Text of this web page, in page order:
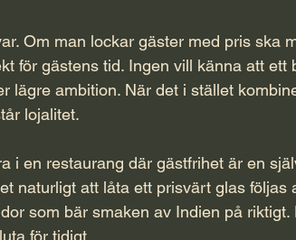
Om man lockar gäster med pris ska
för gästens tid. Ingen vill känna att ett
lägre ambition. När det i stället
lojalitet.
i en restaurang där gästfrihet är en
naturligt att låta ett prisvärt glas följas
som bär smaken av Indien på riktigt.
för tidigt.